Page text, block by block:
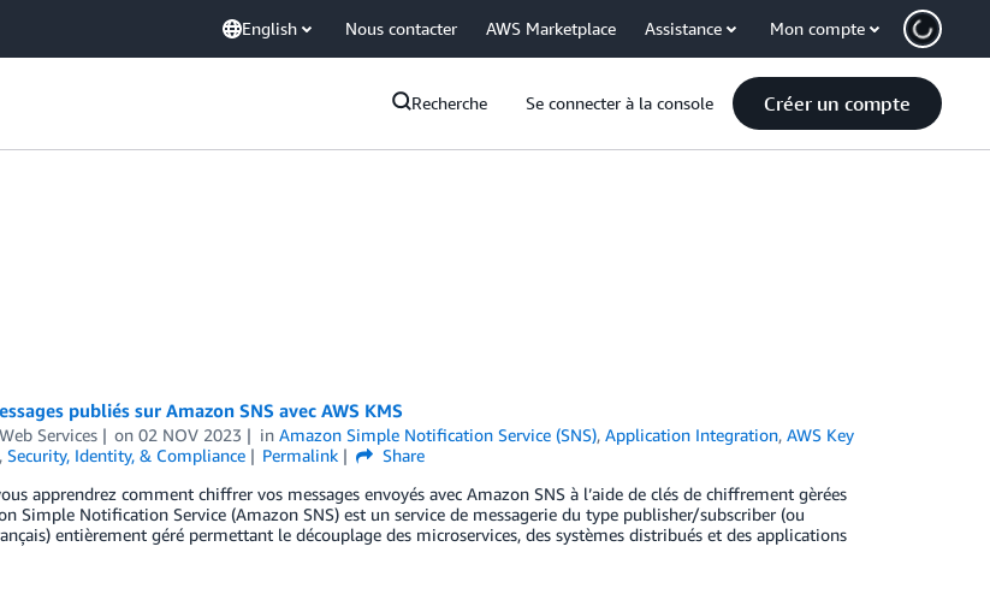
English Nous contacter AWS Marketplace Assistance Mon compte
Recherche Se connecter à la console Créer un compte
publiés sur Amazon SNS avec AWS KMS
Services on02 NOV 2023 inAmazon Simple Notification Service (SNS),Application Integration,AWS Key
Security, Identity, & Compliance Permalink
Share
apprendrez comment chiffrer vos messages envoyés avec Amazon SNS à l’aide de clés de chiffrement gèrées
Simple Notification Service (Amazon SNS) est un service de messagerie du type publisher/subscriber (ou
entièrement géré permettant le découplage des microservices, des systèmes distribués et des applications